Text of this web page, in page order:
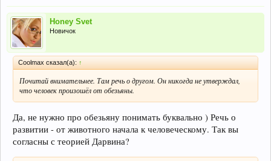
Honey Svet
Новичок
Coolmax сказал(а): ↑
Почитай внимательнее. Там речь о другом. Он никогда не утверждал,
что человек произошёл от обезьяны.
Да, не нужно про обезьяну понимать буквально ) Речь о
развитии - от животного начала к человеческому. Так вы
согласны с теорией Дарвина?